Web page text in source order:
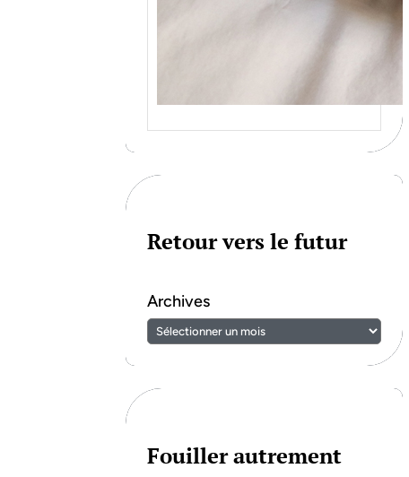
Retour vers le futur
Archives
Fouiller autrement